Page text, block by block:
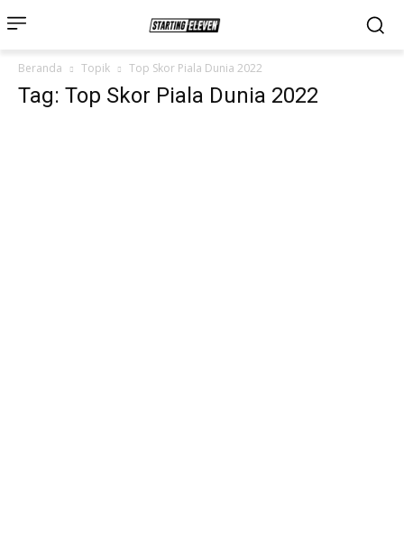
Beranda Topik Top Skor Piala Dunia 2022
Tag: Top Skor Piala Dunia 2022